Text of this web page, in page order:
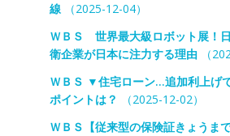
線（2025-12-04）
ＷＢＳ 世界最大級ロボット展！
衛企業が日本に注力する理由（
ＷＢＳ ▼住宅ローン…追加利上げ
ポイントは？
（2025-12-02）
ＷＢＳ【従来型の保険証きょうま